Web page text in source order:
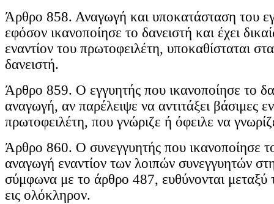
Άρθρο 858. Αναγωγή και υποκατάσταση του
εφόσον ικανοποίησε το δανειστή και έχει
εναντίον του πρωτοφειλέτη, υποκαθίσταται
δανειστή.
Άρθρο 859. Ο εγγυητής που ικανοποίησε το
αναγωγή, αν παρέλειψε να αντιτάξει βάσιμες
πρωτοφειλέτη, που γνώριζε ή όφειλε να
Άρθρο 860. Ο συνεγγυητής που ικανοποίησε
αναγωγή εναντίον των λοιπών συνεγγυητών
σύμφωνα με το άρθρο 487, ευθύνονται μεταξύ
εις ολόκληρον.